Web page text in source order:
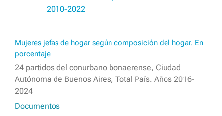
2010-2022
Mujeres jefas de hogar según composición del hogar. En
porcentaje
24 partidos del conurbano bonaerense, Ciudad
Autónoma de Buenos Aires, Total País. Años 2016-
2024
Documentos